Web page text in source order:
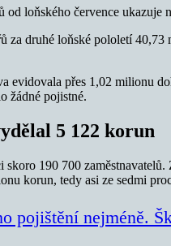
od loňského července
za druhé loňské pololetí
evidovala přes 1,02 milionu
žádné pojistné.
5 122 korun
190 700
korun, tedy asi ze sedmi
pojištění nejméně.